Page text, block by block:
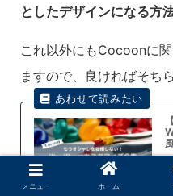
としたデザインになる方
これ以外にもCocoonに
ますので、良ければそち
メニュー ホーム